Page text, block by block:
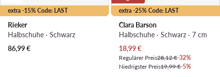
extra -15% Code: LAST
Rieker
Halbschuhe · Schwarz
86,99€
extra -25% Code: LAST
Clara Barson
Halbschuhe · Schwarz · 7 cm
Aktueller Preis
18,99€
Regulärer Preis28,12 €-32%
Niedrigster Preis19,99 €-5%